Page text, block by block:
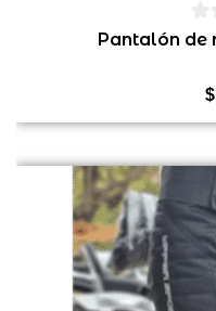
0
Pantalón de
$